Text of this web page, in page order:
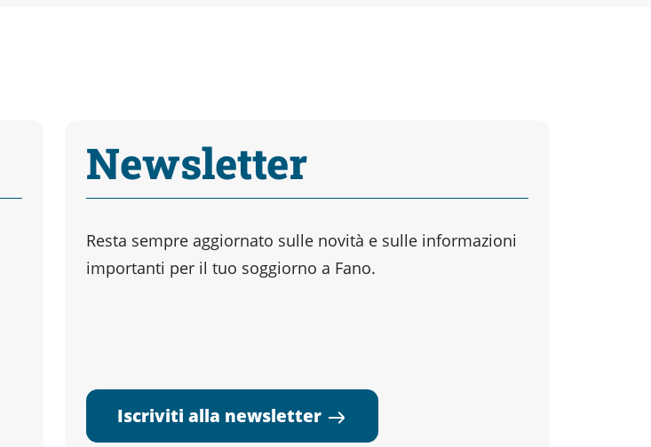
Newsletter
Resta sempre aggiornato sulle novità e sulle informazioni
importanti per il tuo soggiorno a Fano.
Iscriviti alla newsletter